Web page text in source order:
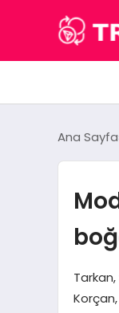
Ana Sayfa